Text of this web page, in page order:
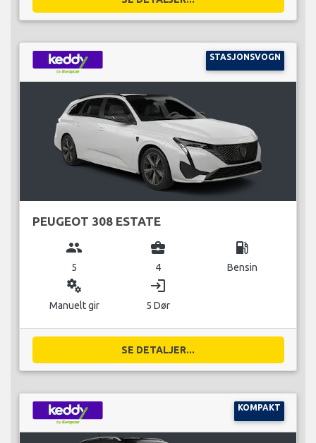
STASJONSVOGN
PEUGEOT 308 ESTATE
group
5
business_center
4
local_gas_station
Bensin
miscellaneous_services
Manuelt gir
login
5 Dør
SE DETALJER...
KOMPAKT